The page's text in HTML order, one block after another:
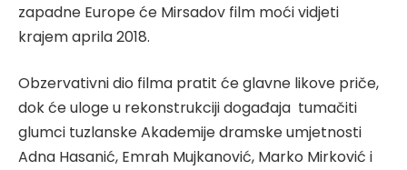
zapadne Europe će Mirsadov film moći vidjeti
krajem aprila 2018.
Obzervativni dio filma pratit će glavne likove priče,
dok će uloge u rekonstrukciji događaja tumačiti
glumci tuzlanske Akademije dramske umjetnosti
Adna Hasanić, Emrah Mujkanović, Marko Mirković i